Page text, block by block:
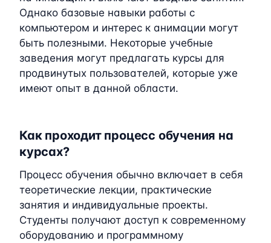
Однако базовые навыки работы с
компьютером и интерес к анимации могут
быть полезными. Некоторые учебные
заведения могут предлагать курсы для
продвинутых пользователей, которые уже
имеют опыт в данной области.
Как проходит процесс обучения на
курсах?
Процесс обучения обычно включает в себя
теоретические лекции, практические
занятия и индивидуальные проекты.
Студенты получают доступ к современному
оборудованию и программному